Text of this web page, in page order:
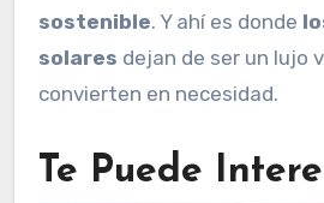
sostenible. Y ahí es donde
solares dejan de ser un lujo
convierten en necesidad.
Te Puede